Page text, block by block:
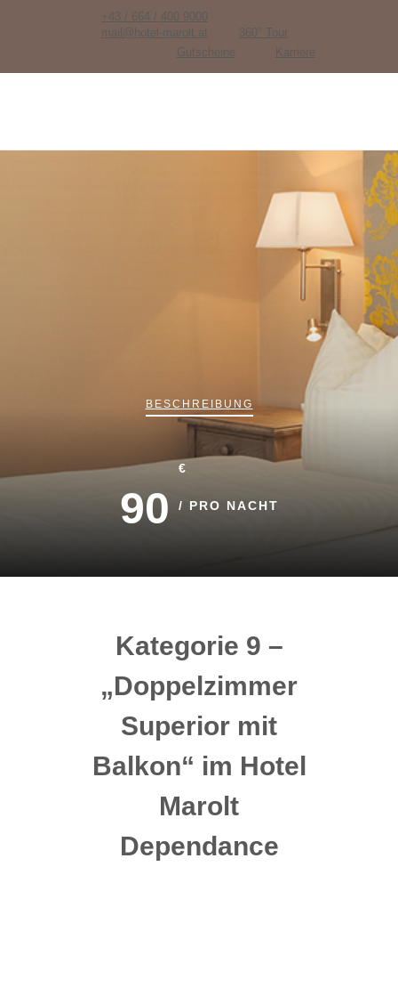
+43 / 664 / 400 9000
mail@hotel-marolt.at
360° Tour
Karriere
Gutscheine
BESCHREIBUNG
90
€
/ PRO NACHT
Kategorie 9 –
„Doppelzimmer
Superior mit
Balkon“ im Hotel
Marolt
Dependance